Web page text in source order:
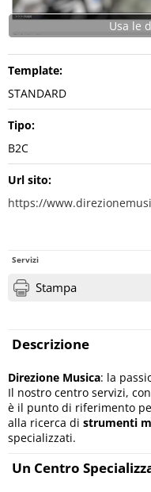
Usa le
Template:
STANDARD
Tipo:
B2C
Url sito:
https://
Servizi
Stampa
Descrizione
Direzione Musica: la
Il nostro centro servizi,
è il punto di riferimento
alla ricerca di strumenti
specializzati.
Un Centro